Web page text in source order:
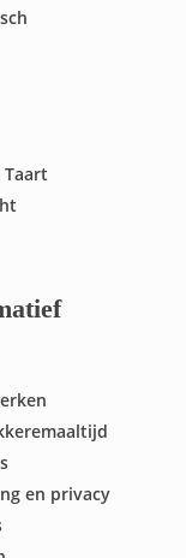
Taart
en privacy